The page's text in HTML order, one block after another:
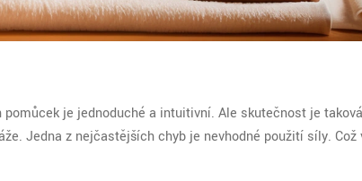
je jednoduché a intuitivní. Ale skutečnost je
Jedna z nejčastějších chyb je nevhodné použití síly. Což